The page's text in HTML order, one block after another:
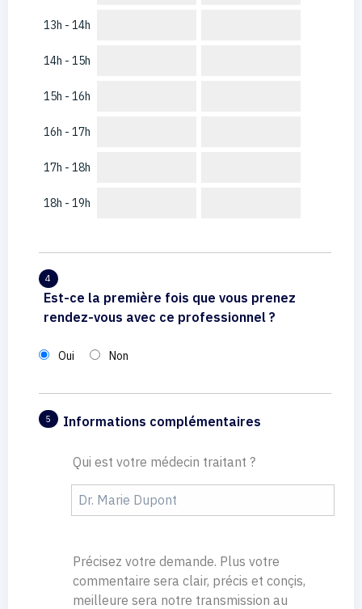
13h - 14h
14h - 15h
15h - 16h
16h - 17h
17h - 18h
18h - 19h
4
Est-ce la première fois que vous prenez
rendez-vous avec ce professionnel ?
Oui Non
5 Informations complémentaires
Qui est votre médecin traitant ?
Précisez votre demande. Plus votre
commentaire sera clair, précis et conçis,
meilleure sera notre transmission au